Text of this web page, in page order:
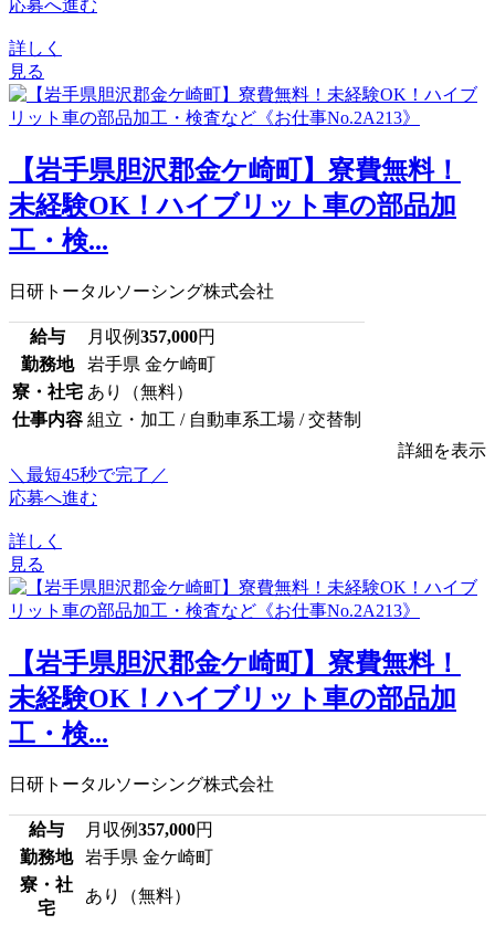
応募へ進む
詳しく
見る
【岩手県胆沢郡金ケ崎町】寮費無料！
未経験OK！ハイブリット車の部品加
工・検...
日研トータルソーシング株式会社
給与 月収例357,000円
勤務地
岩手県 金ケ崎町
寮・社宅 あり（無料）
仕事内容 組立・加工 / 自動車系工場 / 交替制
詳細を表示
＼最短45秒で完了／
応募へ進む
詳しく
見る
【岩手県胆沢郡金ケ崎町】寮費無料！
未経験OK！ハイブリット車の部品加
工・検...
日研トータルソーシング株式会社
給与 月収例357,000円
勤務地
岩手県 金ケ崎町
寮・社
宅
あり（無料）